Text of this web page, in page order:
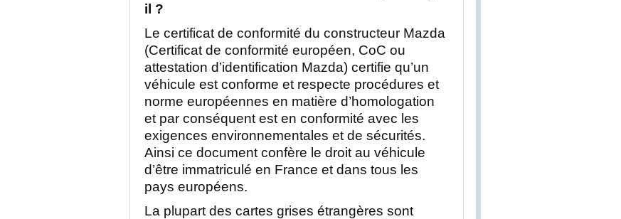
il ?
Le certificat de conformité du constructeur Mazda
(Certificat de conformité européen, CoC ou
attestation d’identification Mazda) certifie qu’un
véhicule est conforme et respecte procédures et
norme européennes en matière d’homologation
et par conséquent est en conformité avec les
exigences environnementales et de sécurités.
Ainsi ce document confère le droit au véhicule
d’être immatriculé en France et dans tous les
pays européens.
La plupart des cartes grises étrangères sont